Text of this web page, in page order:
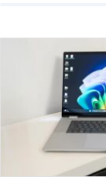
hút sự quan tâm